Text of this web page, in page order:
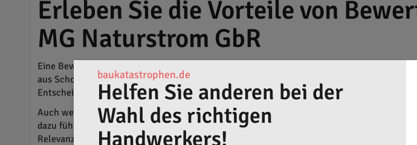
Erleben Sie die Vorteile von
MG Naturstrom GbR
Eine Bewertung auf baukatastrophen.de kann sowohl für das Unternehmen als auch für
aus Schopfheim profitieren von der Sichtbarkeit und dem Vertrauen aus positiven
Entscheidungsfindung.
Auch wenn das nächstbeste Angebot verlockend erscheint, ist es oft sinnvoll, nicht nur
dazu führen, dass nicht unbedingt das teuerste oder günstigste Angebot das beste für ein
Relevanz, da sie maßgeblich zur Stärkung des regionalen Handwerks beitragen.
baukatastrophen.de
Helfen Sie anderen bei der
Wahl des richtigen
Handwerkers!